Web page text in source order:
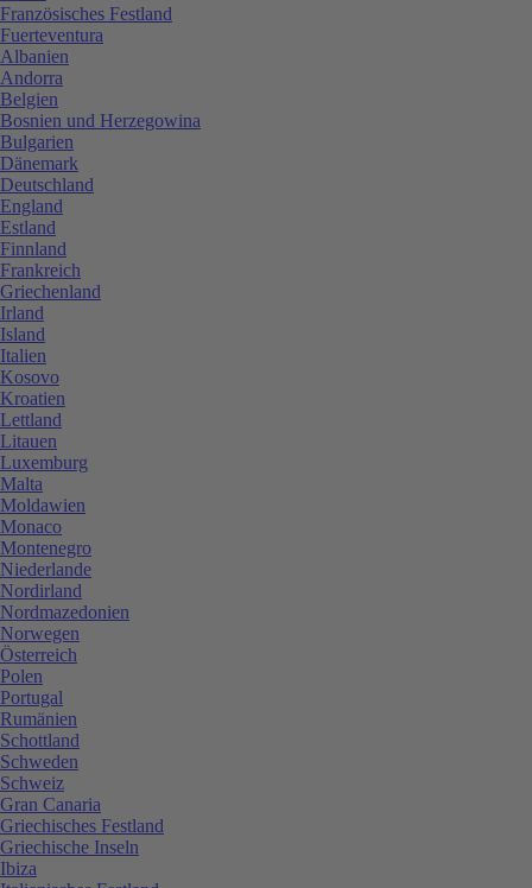
Französisches Festland
Fuerteventura
Albanien
Andorra
Belgien
Bosnien und Herzegowina
Bulgarien
Dänemark
Deutschland
England
Estland
Finnland
Frankreich
Griechenland
Irland
Island
Italien
Kosovo
Kroatien
Lettland
Litauen
Luxemburg
Malta
Moldawien
Monaco
Montenegro
Niederlande
Nordirland
Nordmazedonien
Norwegen
Österreich
Polen
Portugal
Rumänien
Schottland
Schweden
Schweiz
Gran Canaria
Griechisches Festland
Griechische Inseln
Ibiza